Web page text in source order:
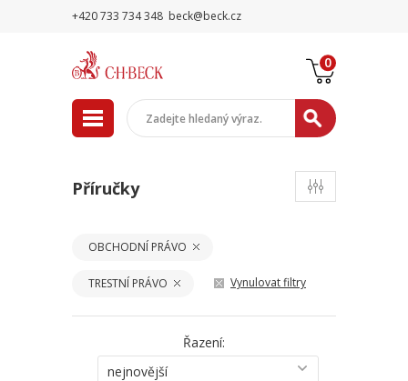
+420 733 734 348 beck@beck.cz
0
Příručky
OBCHODNÍ PRÁVO
TRESTNÍ PRÁVO Vynulovat filtry
Řazení:
nejnovější